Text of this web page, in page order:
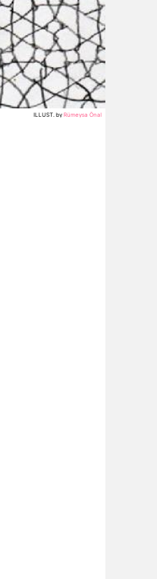
ILLUST. by Rümeysa Önal